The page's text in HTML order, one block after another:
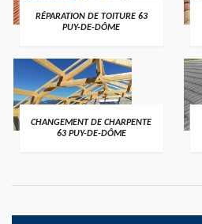
RÉPARATION DE TOITURE 63
PUY-DE-DÔME
CHANGEMENT DE CHARPENTE
63 PUY-DE-DÔME